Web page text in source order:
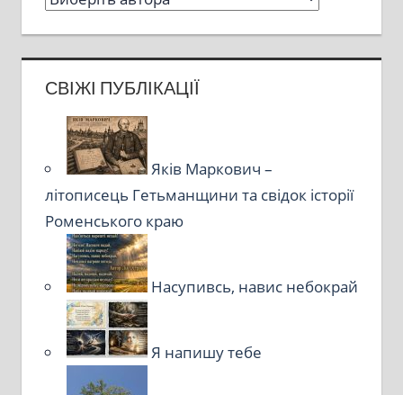
СВІЖІ ПУБЛІКАЦІЇ
Яків Маркович –
літописець Гетьманщини та свідок історії
Роменського краю
Насупивсь, навис небокрай
Я напишу тебе